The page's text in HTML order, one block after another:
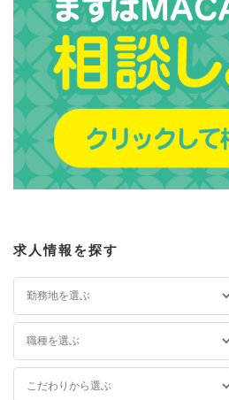
求人情報を探す